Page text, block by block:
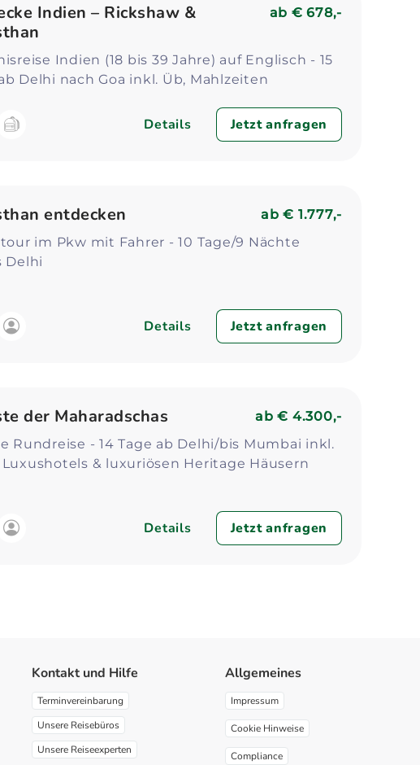
Indien – Rickshaw &
ab € 678,-
Indien (18 bis 39 Jahre) auf Englisch - 15
Delhi nach Goa inkl. Üb, Mahlzeiten
Details Jetzt anfragen
entdecken ab€ 1.777,-
im Pkw mit Fahrer - 10 Tage/9 Nächte
Delhi
Details Jetzt anfragen
der Maharadschas ab€ 4.300,-
Rundreise - 14 Tage ab Delhi/bis Mumbai inkl.
& luxuriösen Heritage Häusern
Details Jetzt anfragen
Kontakt und Hilfe
Terminvereinbarung
Unsere Reisebüros
Unsere Reiseexperten
Allgemeines
Impressum
Cookie Hinweise
Compliance